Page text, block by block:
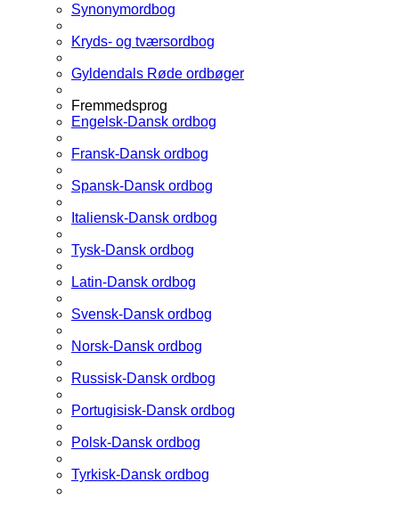
Synonymordbog
Kryds- og tværsordbog
Gyldendals Røde ordbøger
Fremmedsprog
Engelsk-Dansk ordbog
Fransk-Dansk ordbog
Spansk-Dansk ordbog
Italiensk-Dansk ordbog
Tysk-Dansk ordbog
Latin-Dansk ordbog
Svensk-Dansk ordbog
Norsk-Dansk ordbog
Russisk-Dansk ordbog
Portugisisk-Dansk ordbog
Polsk-Dansk ordbog
Tyrkisk-Dansk ordbog